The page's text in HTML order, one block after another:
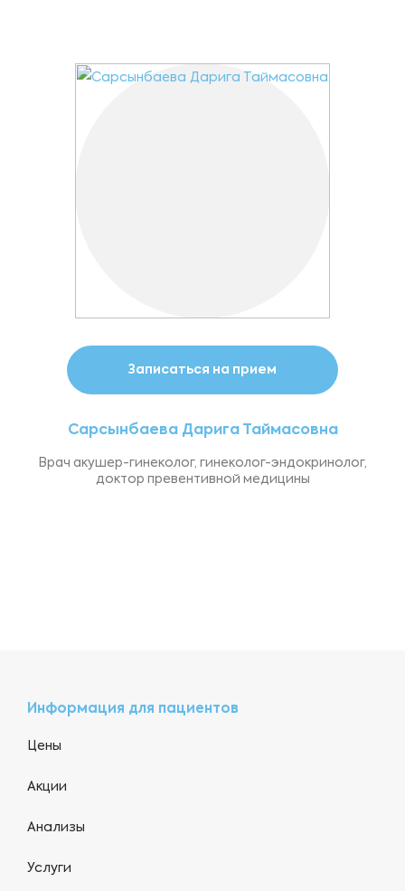
Записаться на прием
Сарсынбаева Дарига Таймасовна
Врач акушер-гинеколог, гинеколог-эндокринолог,
доктор превентивной медицины
Информация для пациентов
Цены
Акции
Анализы
Услуги